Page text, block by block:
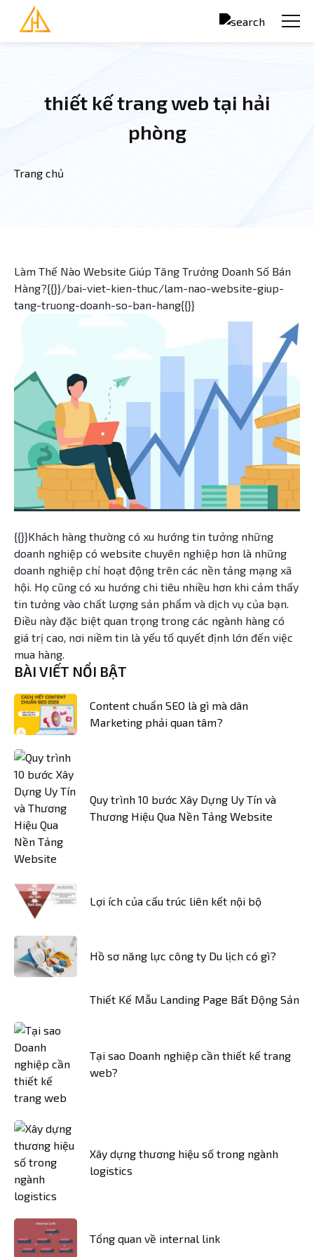
Nhảy đến nội dung
thiết kế trang web tại hải
phòng
Bạn đang ở đây
Trang chủ
Làm Thế Nào Website Giúp Tăng Trưởng Doanh Số Bán
Hàng?{{}}/bai-viet-kien-thuc/lam-nao-website-giup-
tang-truong-doanh-so-ban-hang{{}}
{{}}Khách hàng thường có xu hướng tin tưởng những
doanh nghiệp có website chuyên nghiệp hơn là những
doanh nghiệp chỉ hoạt động trên các nền tảng mạng xã
hội. Họ cũng có xu hướng chi tiêu nhiều hơn khi cảm thấy
tin tưởng vào chất lượng sản phẩm và dịch vụ của bạn.
Điều này đặc biệt quan trọng trong các ngành hàng có
giá trị cao, nơi niềm tin là yếu tố quyết định lớn đến việc
mua hàng.
BÀI VIẾT NỔI BẬT
Content chuẩn SEO là gì mà dân
Marketing phải quan tâm?
Quy trình 10 bước Xây Dựng Uy Tín và
Thương Hiệu Qua Nền Tảng Website
Lợi ích của cấu trúc liên kết nội bộ
Hồ sơ năng lực công ty Du lịch có gì?
Thiết Kế Mẫu Landing Page Bất Động Sản
Tại sao Doanh nghiệp cần thiết kế trang
web?
Xây dựng thương hiệu số trong ngành
logistics
Tổng quan về internal link